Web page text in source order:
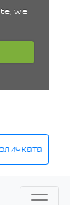
we